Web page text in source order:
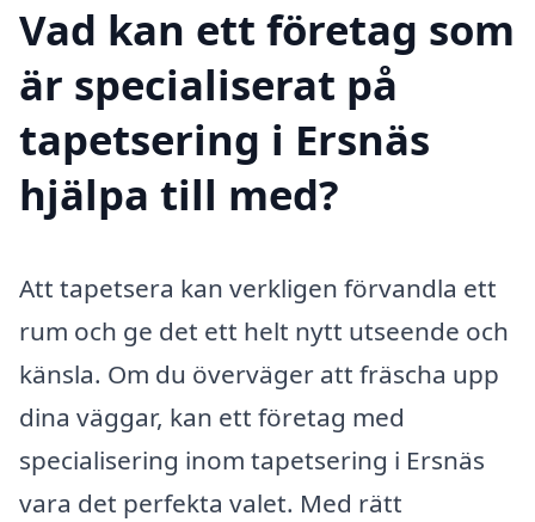
Vad kan ett företag som
är specialiserat på
tapetsering i Ersnäs
hjälpa till med?
Att tapetsera kan verkligen förvandla ett
rum och ge det ett helt nytt utseende och
känsla. Om du överväger att fräscha upp
dina väggar, kan ett företag med
specialisering inom tapetsering i Ersnäs
vara det perfekta valet. Med rätt